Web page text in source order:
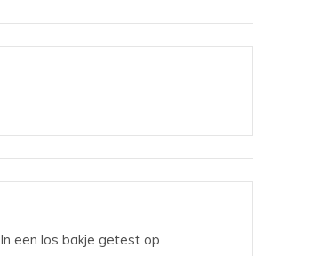
een los bakje getest op